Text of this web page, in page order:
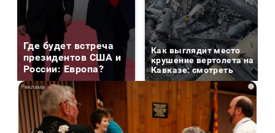
Где будет встреча
президентов США и
России: Европа?
Как выглядит место
крушение вертолета на
Кавказе: смотреть
i